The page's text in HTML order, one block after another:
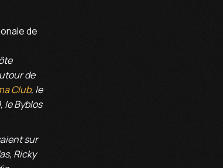
de
de
Club, le
le Byblos
sur
Ricky